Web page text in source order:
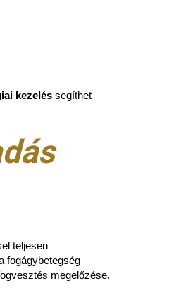
kezelés segíthet
teljesen
fogágybetegség
megelőzése.